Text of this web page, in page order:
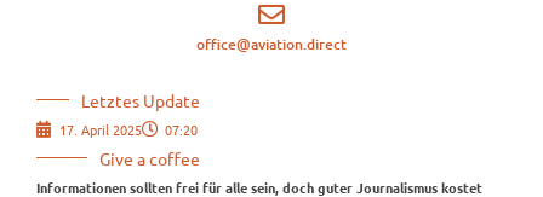
office@aviation.direct
Letztes Update
17. April 2025 07:20
Give a coffee
Informationen sollten frei für alle sein, doch guter Journalismus kostet